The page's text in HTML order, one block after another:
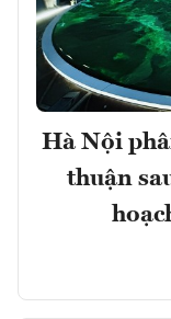
Hà Nội
thuận